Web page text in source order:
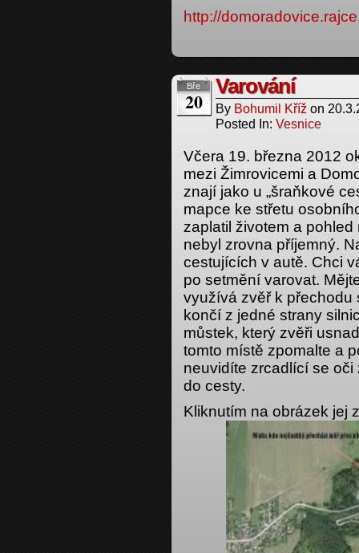
http://
Bře
20
Varování
By Bohumil Kříž on
Posted In: Vesnice
Včera 19. března 2012
mezi Žimrovicemi a
znají jako u „šraňkové
mapce ke střetu
zaplatil životem a
nebyl zrovna příjemný.
cestujících v autě. Chci
po setmění varovat.
využívá zvěř k
končí z jedné strany
můstek, který zvěři
tomto místě zpomalte a
neuvidíte zrcadlící se
do cesty.
Kliknutím na obrázek jej